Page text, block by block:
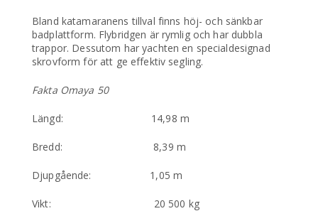
Bland katamaranens tillval finns höj- och sänkbar
badplattform. Flybridgen är rymlig och har dubbla
trappor. Dessutom har yachten en specialdesignad
skrovform för att ge effektiv segling.
Fakta Omaya 50
Längd: 14,98 m
Bredd: 8,39 m
Djupgående: 1,05 m
Vikt: 20 500 kg